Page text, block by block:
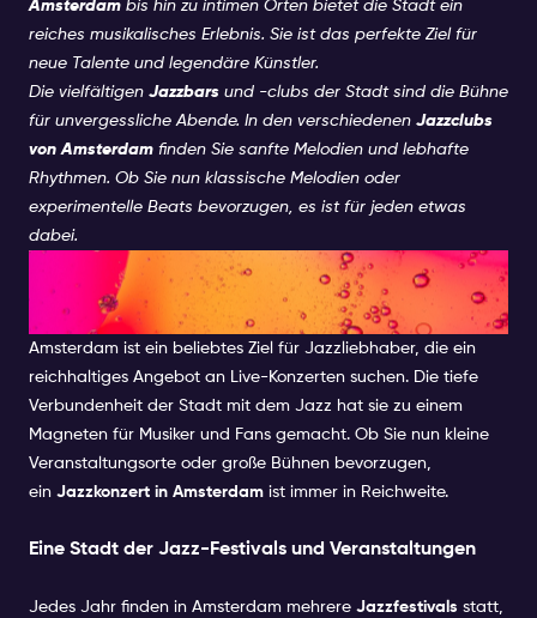
Amsterdam bis hin zu intimen Orten bietet die Stadt ein
reiches musikalisches Erlebnis. Sie ist das perfekte Ziel für
neue Talente und legendäre Künstler.
Die vielfältigen Jazzbars und -clubs der Stadt sind die Bühne
für unvergessliche Abende. In den verschiedenen Jazzclubs
von Amsterdam finden Sie sanfte Melodien und lebhafte
Rhythmen. Ob Sie nun klassische Melodien oder
experimentelle Beats bevorzugen, es ist für jeden etwas
dabei.
Live Jazz Amsterdam: Ein
kultureller Hotspot
Amsterdam ist ein beliebtes Ziel für Jazzliebhaber, die ein
reichhaltiges Angebot an Live-Konzerten suchen. Die tiefe
Verbundenheit der Stadt mit dem Jazz hat sie zu einem
Magneten für Musiker und Fans gemacht. Ob Sie nun kleine
Veranstaltungsorte oder große Bühnen bevorzugen,
ein Jazzkonzert in Amsterdam ist immer in Reichweite.
Eine Stadt der Jazz-Festivals und Veranstaltungen
Jedes Jahr finden in Amsterdam mehrere Jazzfestivals statt,